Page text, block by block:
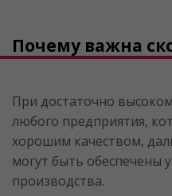
Почему важна
При достаточно
любого предприятия,
хорошим качеством,
могут быть обеспечены
производства.